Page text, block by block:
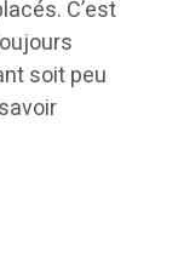
C’est
soit peu